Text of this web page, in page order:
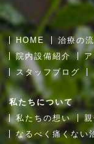
HOME 治療の
院内設備紹介
スタッフブログ
私たちについて
私たちの想い
なるべく痛くない